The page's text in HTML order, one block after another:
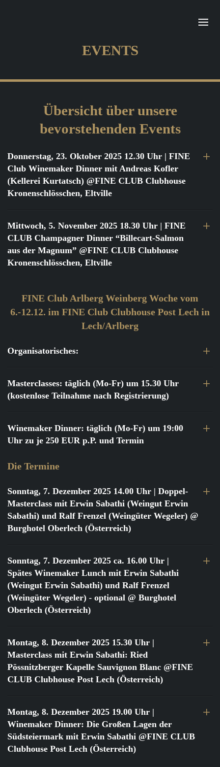
EVENTS
Übersicht über unsere
bevorstehenden Events
Donnerstag, 23. Oktober 2025 12.30 Uhr | FINE
Club Winemaker Dinner mit Andreas Kofler
(Kellerei Kurtatsch) @FINE CLUB Clubhouse
Kronenschlösschen, Eltville
Mittwoch, 5. November 2025 18.30 Uhr | FINE
CLUB Champagner Dinner “Billecart-Salmon
aus der Magnum” @FINE CLUB Clubhouse
Kronenschlösschen, Eltville
FINE Club Arlberg Weinberg Woche vom
6.-12.12. im FINE Club Clubhouse Post Lech in
Lech/Arlberg
Organisatorisches:
Masterclasses: täglich (Mo-Fr) um 15.30 Uhr
(kostenlose Teilnahme nach Registrierung)
Winemaker Dinner: täglich (Mo-Fr) um 19:00
Uhr zu je 250 EUR p.P. und Termin
Die Termine
Sonntag, 7. Dezember 2025 14.00 Uhr | Doppel-
Masterclass mit Erwin Sabathi (Weingut Erwin
Sabathi) und Ralf Frenzel (Weingüter Wegeler) @
Burghotel Oberlech (Österreich)
Sonntag, 7. Dezember 2025 ca. 16.00 Uhr |
Spätes Winemaker Lunch mit Erwin Sabathi
(Weingut Erwin Sabathi) und Ralf Frenzel
(Weingüter Wegeler) - optional @ Burghotel
Oberlech (Österreich)
Montag, 8. Dezember 2025 15.30 Uhr |
Masterclass mit Erwin Sabathi: Ried
Pössnitzberger Kapelle Sauvignon Blanc @FINE
CLUB Clubhouse Post Lech (Österreich)
Montag, 8. Dezember 2025 19.00 Uhr |
Winemaker Dinner: Die Großen Lagen der
Südsteiermark mit Erwin Sabathi @FINE CLUB
Clubhouse Post Lech (Österreich)